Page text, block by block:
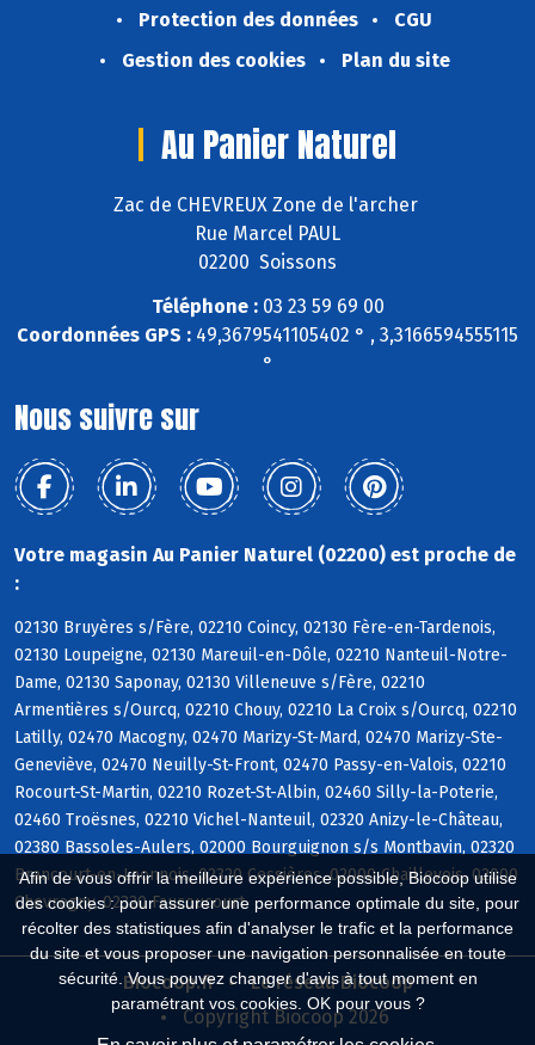
Afin de vous offrir la meilleure expérience possible, Biocoop utilise
des cookies : pour assurer une performance optimale du site, pour
récolter des statistiques afin d'analyser le trafic et la performance
du site et vous proposer une navigation personnalisée en toute
sécurité. Vous pouvez changer d'avis à tout moment en
paramétrant vos cookies. OK pour vous ?
Protection des données
CGU
Gestion des cookies
Plan du site
Au Panier Naturel
Zac de CHEVREUX Zone de l'archer
Rue Marcel PAUL
02200 Soissons
Téléphone :03 23 59 69 00
Coordonnées GPS : 49,3679541105402 ° , 3,3166594555115
°
Nous suivre sur
Votre magasin Au Panier Naturel (02200) est proche de
:
02130 Bruyères s/Fère, 02210 Coincy, 02130 Fère-en-Tardenois,
02130 Loupeigne, 02130 Mareuil-en-Dôle, 02210 Nanteuil-Notre-
Dame, 02130 Saponay, 02130 Villeneuve s/Fère, 02210
Armentières s/Ourcq, 02210 Chouy, 02210 La Croix s/Ourcq, 02210
Latilly, 02470 Macogny, 02470 Marizy-St-Mard, 02470 Marizy-Ste-
Geneviève, 02470 Neuilly-St-Front, 02470 Passy-en-Valois, 02210
Rocourt-St-Martin, 02210 Rozet-St-Albin, 02460 Silly-la-Poterie,
02460 Troësnes, 02210 Vichel-Nanteuil, 02320 Anizy-le-Château,
02380 Bassoles-Aulers, 02000 Bourguignon s/s Montbavin, 02320
Brancourt-en-Laonnois, 02320 Cessières, 02000 Chaillevois, 02000
Chevregny, 02320 Faucoucourt
Biocoop.fr
Le réseau Biocoop
Copyright Biocoop 2026